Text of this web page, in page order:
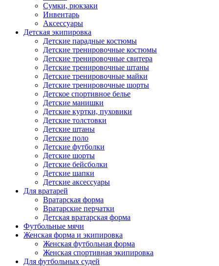
Сумки, рюкзаки
Инвентарь
Аксессуары
Детская экипировка
Детские парадные костюмы
Детские тренировочные костюмы
Детские тренировочные свитера
Детские тренировочные штаны
Детские тренировочные майки
Детские тренировочные шорты
Детское спортивное белье
Детские манишки
Детские куртки, пуховики
Детские толстовки
Детские штаны
Детские поло
Детские футболки
Детские шорты
Детские бейсболки
Детские шапки
Детские аксессуары
Для вратарей
Вратарская форма
Вратарские перчатки
Детская вратарская форма
Футбольные мячи
Женская форма и экипировка
Женская футбольная форма
Женская спортивная экипировка
Для футбольных судей